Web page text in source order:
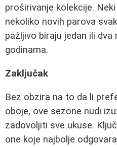
proširivanje kolekcije.
nekoliko novih parova
pažljivo biraju jedan ili
godinama.
Zaključak
Bez obzira na to da li
oboje, ove sezone nudi
zadovoljiti sve ukuse.
one koje najbolje